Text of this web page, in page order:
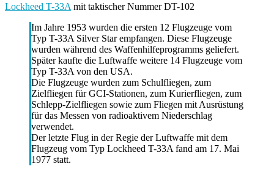
Lockheed T-33A mit taktischer Nummer DT-102
Im Jahre 1953 wurden die ersten 12 Flugzeuge vom
Typ T-33A Silver Star empfangen. Diese Flugzeuge
wurden während des Waffenhilfeprogramms geliefert.
Später kaufte die Luftwaffe weitere 14 Flugzeuge vom
Typ T-33A von den USA.
Die Flugzeuge wurden zum Schulfliegen, zum
Zielfliegen für GCI-Stationen, zum Kurierfliegen, zum
Schlepp-Zielfliegen sowie zum Fliegen mit Ausrüstung
für das Messen von radioaktivem Niederschlag
verwendet.
Der letzte Flug in der Regie der Luftwaffe mit dem
Flugzeug vom Typ Lockheed T-33A fand am 17. Mai
1977 statt.